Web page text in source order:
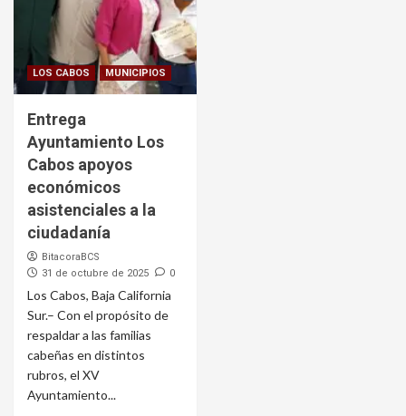
LOS CABOS MUNICIPIOS
Entrega
Ayuntamiento Los
Cabos apoyos
económicos
asistenciales a la
ciudadanía
BitacoraBCS
31 de octubre de 2025
0
Los Cabos, Baja California
Sur.– Con el propósito de
respaldar a las familias
cabeñas en distintos
rubros, el XV
Ayuntamiento...